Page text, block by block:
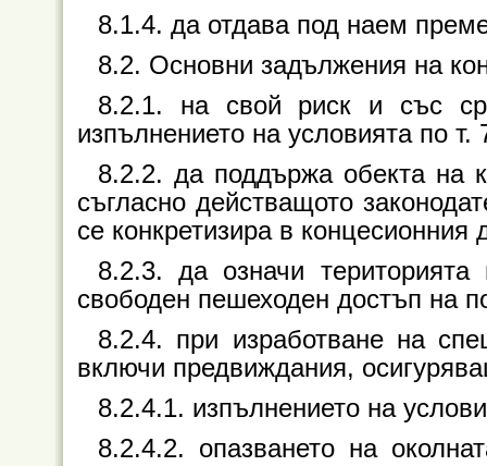
8.1.4. да отдава под наем
8.2. Основни задължения на
8.2.1. на свой риск и със
изпълнението на условията по т.
8.2.2. да поддържа обекта на
съгласно действащото
се конкретизира в концесионния
8.2.3. да означи
свободен пешеходен достъп на
8.2.4. при изработване на
включи предвиждания,
8.2.4.1. изпълнението на
8.2.4.2. опазването на